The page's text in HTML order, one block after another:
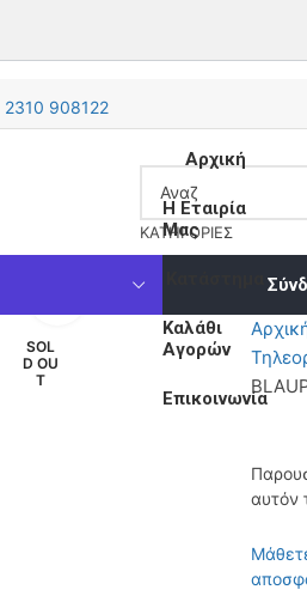
2310 908122
ΚΑΤΗΓΟΡΊΕΣ
Αρχική
Η Εταιρία
Μας
Καλάθι
Αγορών
Επικοινωνία
SOL
D OU
T
Κάντε κλικ για μεγέθυνση
αυτόν